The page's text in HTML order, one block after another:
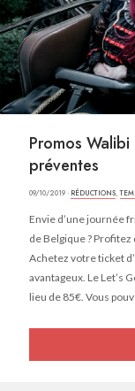
Promos
préventes
09/10/2019 · RÉDUCTIONS,
Envie d’une journée
de Belgique ? Profitez
Achetez votre ticket
avantageux. Le Let’s
lieu de 85€. Vous